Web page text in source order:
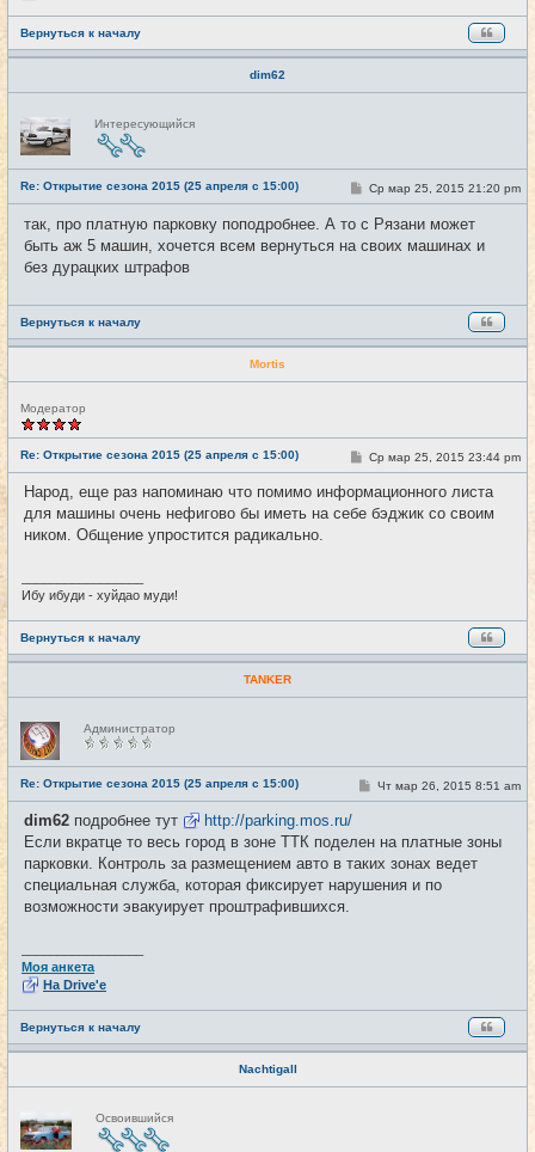
Вернуться к началу
dim62
е
в
с
е
т
и
Интересующийся
Re: Открытие сезона 2015 (25 апреля с 15:00) #15
С
о
б
щ
е
Ср мар 25, 2015 21:20 pm
так, про платную парковку поподробнее. А то с Рязани может
быть аж 5 машин, хочется всем вернуться на своих машинах и
без дурацких штрафов
Вернуться к началу
Mortis
Н
е
в
с
е
т
и
Модератор
Re: Открытие сезона 2015 (25 апреля с 15:00) #16
С
о
б
щ
Ср мар 25, 2015 23:44 pm
Народ, еще раз напоминаю что помимо информационного листа
для машины очень нефигово бы иметь на себе бэджик со своим
ником. Общение упростится радикально.
Ибу ибуди - хуйдао муди!
Вернуться к началу
TANKER
Н
е
в
с
е
т
и
Администратор
Re: Открытие сезона 2015 (25 апреля с 15:00) #17
С
о
щ
н
и
Чт мар 26, 2015 8:51 am
dim62 подробнее тут
http://parking.mos.ru/
Если вкратце то весь город в зоне ТТК поделен на платные зоны
парковки. Контроль за размещением авто в таких зонах ведет
специальная служба, которая фиксирует нарушения и по
возможности эвакуирует проштрафившихся.
Моя анкета
На Drive'e
Вернуться к началу
Nachtigall
е
в
Освоившийся